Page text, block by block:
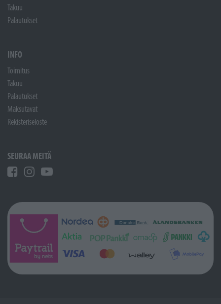
Takuu
Palautukset
INFO
Toimitus
Takuu
Palautukset
Maksutavat
Rekisteriseloste
SEURAA MEITÄ